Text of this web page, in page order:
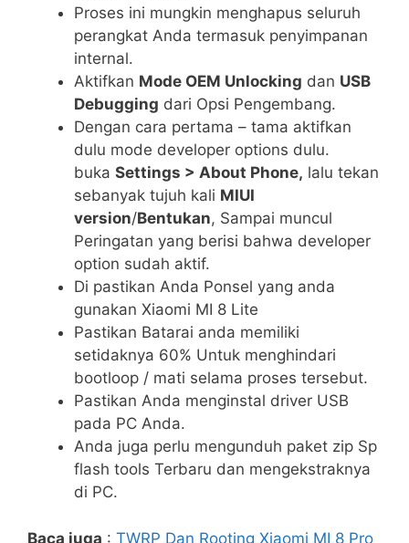
Proses ini mungkin menghapus seluruh
perangkat Anda termasuk penyimpanan
internal.
Aktifkan Mode OEM Unlocking dan USB
Debugging dari Opsi Pengembang.
Dengan cara pertama – tama aktifkan
dulu mode developer options dulu.
buka Settings > About Phone, lalu tekan
sebanyak tujuh kali MIUI
version/Bentukan, Sampai muncul
Peringatan yang berisi bahwa developer
option sudah aktif.
Di pastikan Anda Ponsel yang anda
gunakan Xiaomi MI 8 Lite
Pastikan Batarai anda memiliki
setidaknya 60% Untuk menghindari
bootloop / mati selama proses tersebut.
Pastikan Anda menginstal driver USB
pada PC Anda.
Anda juga perlu mengunduh paket zip Sp
flash tools Terbaru dan mengekstraknya
di PC.
Baca juga : TWRP Dan Rooting Xiaomi MI 8 Pro